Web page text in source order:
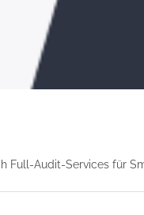
Full-Audit-Services für